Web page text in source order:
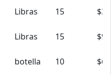
Libras 15
Libras 15
botella 10